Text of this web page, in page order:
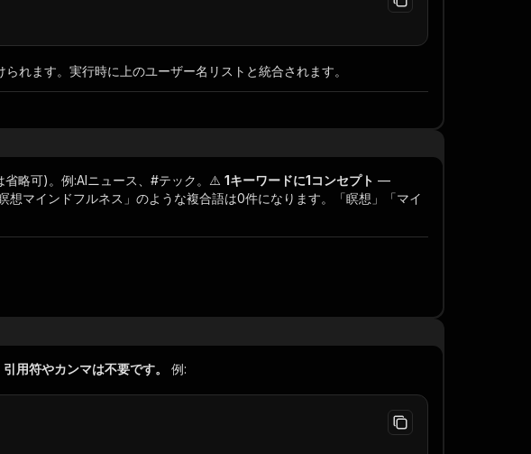
れます。実行時に上のユーザー名リストと統合されます。
省略可)。例:AIニュース、#テック。⚠️ 1キーワードに1コンセプト —
マインドフルネス」のような複合語は0件になります。「瞑想」「マイ
引用符やカンマは不要です。 例: